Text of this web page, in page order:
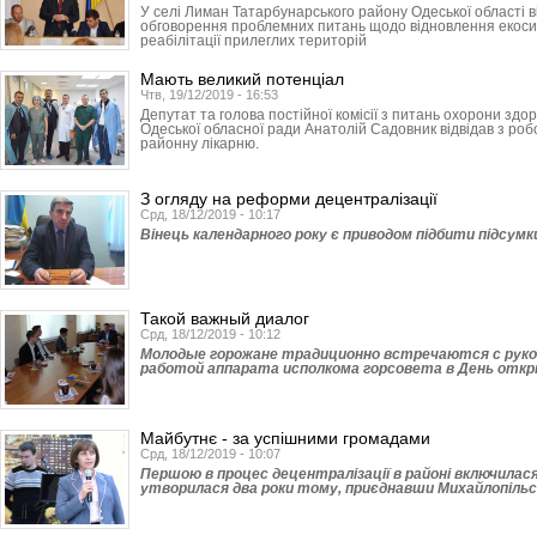
У селі Лиман Татарбунарського району Одеської області
обговорення проблемних питань щодо відновлення
реабілітації прилеглих територій
Мають великий потенціал
Чтв, 19/12/2019 - 16:53
Депутат та голова постійної комісії з питань охорони
Одеської обласної ради Анатолій Садовник відвідав з
районну лікарню.
З огляду на реформи децентралізації
Срд, 18/12/2019 - 10:17
Вінець календарного року є приводом підбити
Такой важный диалог
Срд, 18/12/2019 - 10:12
Молодые горожане традиционно встречаются с
работой аппарата исполкома горсовета в День
Майбутнє - за успішними громадами
Срд, 18/12/2019 - 10:07
Першою в процес децентралізації в районі
утворилася два роки тому, приєднавши